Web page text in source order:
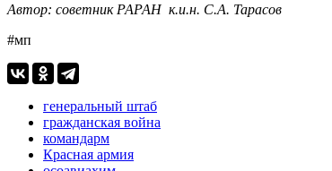
Автор: советник РАРАН к.и.н. С.А. Тарасов
#мп
генеральный штаб
гражданская война
командарм
Красная армия